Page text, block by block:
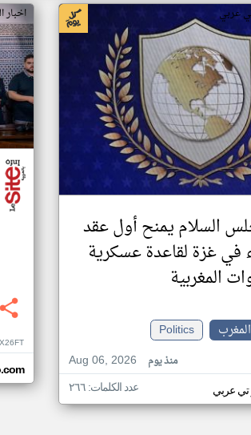
عربي
السلام يمنح أول عقد
في غزة لقاعدة عسكرية
المغربية
Politics
Aug 06, 2026
منذ يوم
تي عربي عدد الكلمات: ٢٦٦